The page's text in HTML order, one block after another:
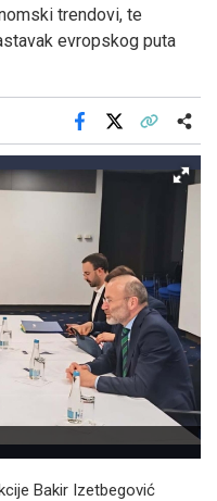
trendovi, te
evropskog puta
Facebook
Bakir Izetbegović